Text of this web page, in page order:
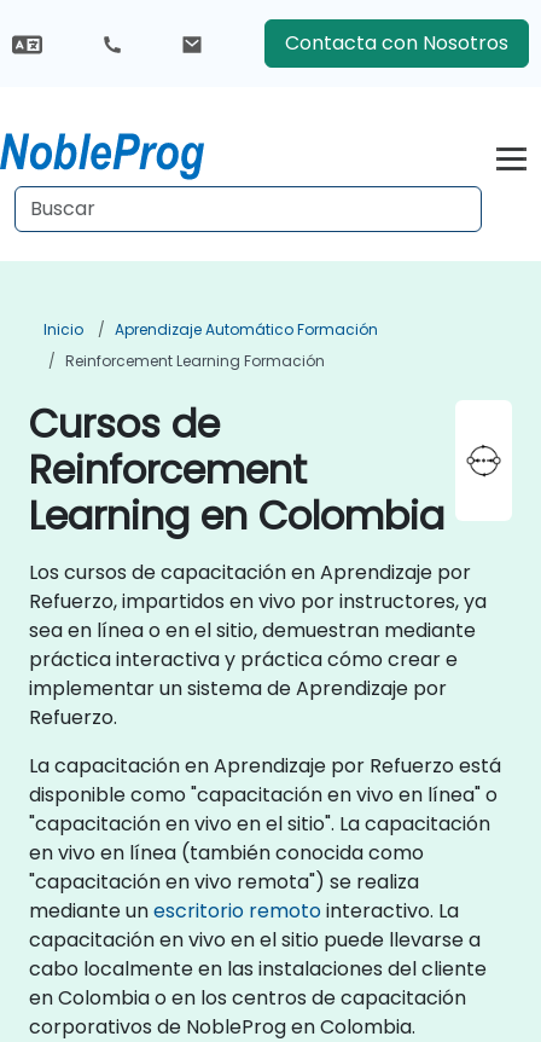
Contacta con Nosotros
Inicio
Aprendizaje Automático Formación
Reinforcement Learning Formación
Cursos de
Reinforcement
Learning en Colombia
Los cursos de capacitación en Aprendizaje por
Refuerzo, impartidos en vivo por instructores, ya
sea en línea o en el sitio, demuestran mediante
práctica interactiva y práctica cómo crear e
implementar un sistema de Aprendizaje por
Refuerzo.
La capacitación en Aprendizaje por Refuerzo está
disponible como "capacitación en vivo en línea" o
"capacitación en vivo en el sitio". La capacitación
en vivo en línea (también conocida como
"capacitación en vivo remota") se realiza
mediante unescritorio remotointeractivo. La
capacitación en vivo en el sitio puede llevarse a
cabo localmente en las instalaciones del cliente
en Colombia o en los centros de capacitación
corporativos de NobleProg en Colombia.